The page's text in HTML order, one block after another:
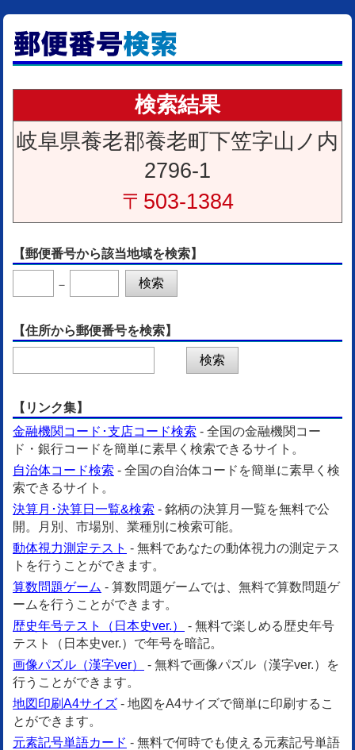
検索結果
岐阜県養老郡養老町下笠字山ノ内
2796-1
〒503-1384
【郵便番号から該当地域を検索】
－
【住所から郵便番号を検索】
【リンク集】
金融機関コード･支店コード検索 - 全国の金融機関コー
ド・銀行コードを簡単に素早く検索できるサイト。
自治体コード検索 - 全国の自治体コードを簡単に素早く検
索できるサイト。
決算月･決算日一覧&検索 - 銘柄の決算月一覧を無料で公
開。月別、市場別、業種別に検索可能。
動体視力測定テスト - 無料であなたの動体視力の測定テス
トを行うことができます。
算数問題ゲーム - 算数問題ゲームでは、無料で算数問題ゲ
ームを行うことができます。
歴史年号テスト（日本史ver.）
- 無料で楽しめる歴史年号
テスト（日本史ver.）で年号を暗記。
画像パズル（漢字ver）
- 無料で画像パズル（漢字ver.）を
行うことができます。
地図印刷A4サイズ - 地図をA4サイズで簡単に印刷するこ
とができます。
元素記号単語カード - 無料で何時でも使える元素記号単語